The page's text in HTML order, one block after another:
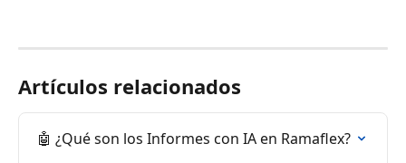
Artículos relacionados
🤖 ¿Qué son los Informes con IA en Ramaflex?